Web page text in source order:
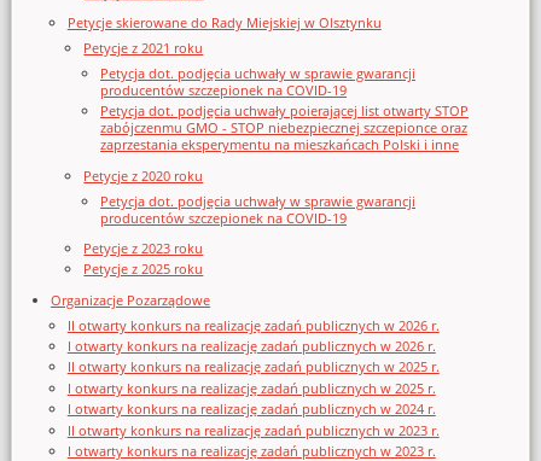
Petycje skierowane do Rady Miejskiej w Olsztynku
Petycje z 2021 roku
Petycja dot. podjęcia uchwały w sprawie gwarancji
producentów szczepionek na COVID-19
Petycja dot. podjęcia uchwały poierającej list otwarty STOP
zabójczenmu GMO - STOP niebezpiecznej szczepionce oraz
zaprzestania eksperymentu na mieszkańcach Polski i inne
Petycje z 2020 roku
Petycja dot. podjęcia uchwały w sprawie gwarancji
producentów szczepionek na COVID-19
Petycje z 2023 roku
Petycje z 2025 roku
Organizacje Pozarządowe
II otwarty konkurs na realizację zadań publicznych w 2026 r.
I otwarty konkurs na realizację zadań publicznych w 2026 r.
II otwarty konkurs na realizację zadań publicznych w 2025 r.
I otwarty konkurs na realizację zadań publicznych w 2025 r.
I otwarty konkurs na realizację zadań publicznych w 2024 r.
II otwarty konkurs na realizację zadań publicznych w 2023 r.
I otwarty konkurs na realizację zadań publicznych w 2023 r.